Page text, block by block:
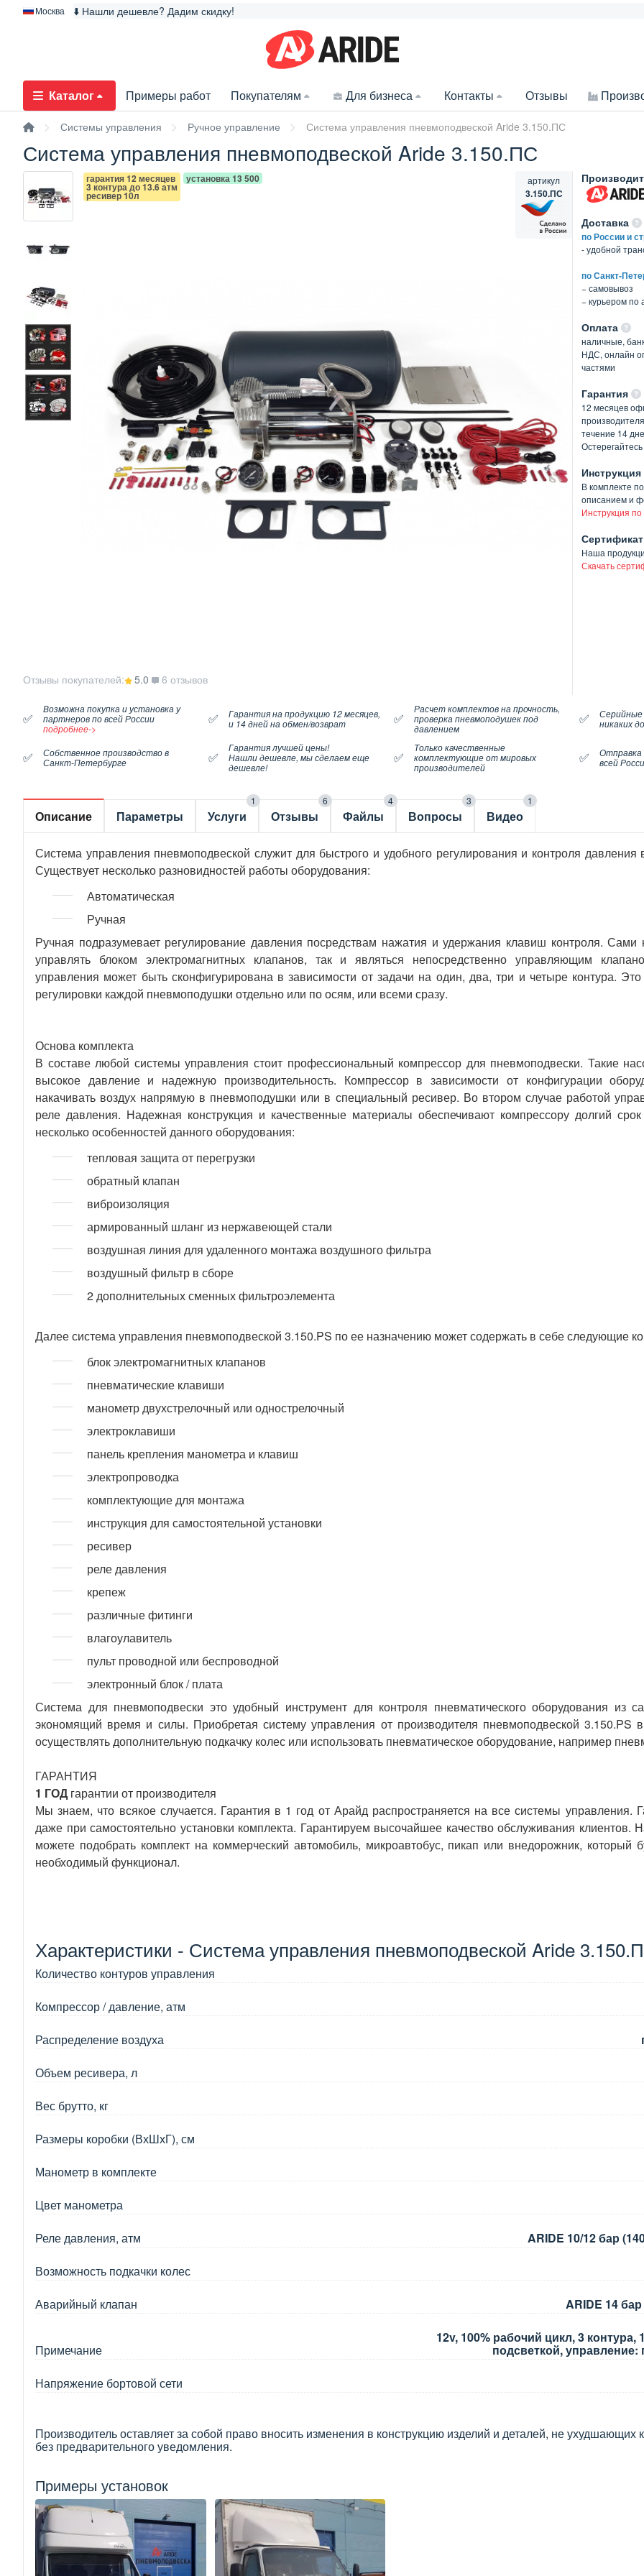
Москва ⬇️ Нашли дешевле? Дадим скидку!
Каталог Примеры работ Покупателям Для бизнеса Контакты Отзывы
Системы управления Ручное управление Система управления пневмоподвеской Aride 3.150.ПС
Система управления пневмоподвеской Aride 3.150.ПС
гарантия 12 месяцев
3 контура до 13.6 атм
ресивер 10л
установка 13 500 артикул
3.150.ПС
Отзывы покупателей: 5.0 6 отзывов
Доставка
по России и
- удобной
по Санкт-
− самовывоз
− курьером по
Оплата
наличные,
НДС, онлайн
частями
Гарантия
12 месяцев
течение 14
Инструкция
В комплекте
описанием и
Инструкция по
Сертификат
Наша
Скачать
✅
Возможна покупка и установка у
партнеров по всей России
подробнее->
✅
Гарантия на продукцию 12 месяцев,
и 14 дней на обмен/возврат
✅
Расчет комплектов на прочность,
проверка пневмоподушек под
давлением
✅
никаких
✅
Собственное производство в
Санкт-Петербурге
✅
Гарантия лучшей цены!
Нашли дешевле, мы сделаем еще
дешевле!
✅
Только качественные
комплектующие от мировых
производителей
✅
всей
Описание Параметры Услуги
1
Отзывы
6
Файлы
4
Вопросы
3
Видео
1
Система управления пневмоподвеской служит для быстрого и удобного регулирования и контроля давления
Существует несколько разновидностей работы оборудования:
Автоматическая
Ручная
Ручная подразумевает регулирование давления посредствам нажатия и удержания клавиш контроля. Сами
управлять блоком электромагнитных клапанов, так и являться непосредственно управляющим
управления может быть сконфигурирована в зависимости от задачи на один, два, три и четыре контура.
регулировки каждой пневмоподушки отдельно или по осям, или всеми сразу.
Основа комплекта
В составе любой системы управления стоит профессиональный компрессор для пневмоподвески. Такие
высокое давление и надежную производительность. Компрессор в зависимости от конфигурации
накачивать воздух напрямую в пневмоподушки или в специальный ресивер. Во втором случае работой
реле давления. Надежная конструкция и качественные материалы обеспечивают компрессору долгий
несколько особенностей данного оборудования:
тепловая защита от перегрузки
обратный клапан
виброизоляция
армированный шланг из нержавеющей стали
воздушная линия для удаленного монтажа воздушного фильтра
воздушный фильтр в сборе
2 дополнительных сменных фильтроэлемента
Далее система управления пневмоподвеской 3.150.PS по ее назначению может содержать в себе следующие
блок электромагнитных клапанов
пневматические клавиши
манометр двухстрелочный или однострелочный
электроклавиши
панель крепления манометра и клавиш
электропроводка
комплектующие для монтажа
инструкция для самостоятельной установки
ресивер
реле давления
крепеж
различные фитинги
влагоулавитель
пульт проводной или беспроводной
электронный блок / плата
Система для пневмоподвески это удобный инструмент для контроля пневматического оборудования из
экономящий время и силы. Приобретая систему управления от производителя пневмоподвеской 3.150.PS
осуществлять дополнительную подкачку колес или использовать пневматическое оборудование, например
ГАРАНТИЯ
1 ГОД гарантии от производителя
Мы знаем, что всякое случается. Гарантия в 1 год от Арайд распространяется на все системы управления.
даже при самостоятельно установки комплекта. Гарантируем высочайшее качество обслуживания
можете подобрать комплект на коммерческий автомобиль, микроавтобус, пикап или внедорожник, который
необходимый функционал.
Характеристики - Система управления пневмоподвеской Aride
Количество контуров управления
Компрессор / давление, атм
Распределение воздуха
Объем ресивера, л
Вес брутто, кг
Размеры коробки (ВхШхГ), см
Манометр в комплекте
Цвет манометра
Реле давления, атм
ARIDE 10/12 бар
Возможность подкачки колес
Аварийный клапан
ARIDE 14
Примечание
12v, 100% рабочий цикл, 3 контура,
подсветкой,
Напряжение бортовой сети
Производитель оставляет за собой право вносить изменения в конструкцию изделий и деталей, не ухудшающих
без предварительного уведомления.
Примеры установок